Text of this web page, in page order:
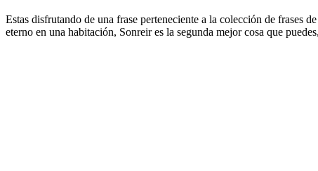
Estas disfrutando de una frase perteneciente a la colección de frases
eterno en una habitación, Sonreir es la segunda mejor cosa que